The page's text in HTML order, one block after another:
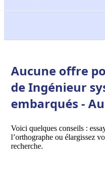
Aucune offre
de Ingénieur
embarqués -
Voici quelques conseils :
l’orthographe ou élargissez
recherche.